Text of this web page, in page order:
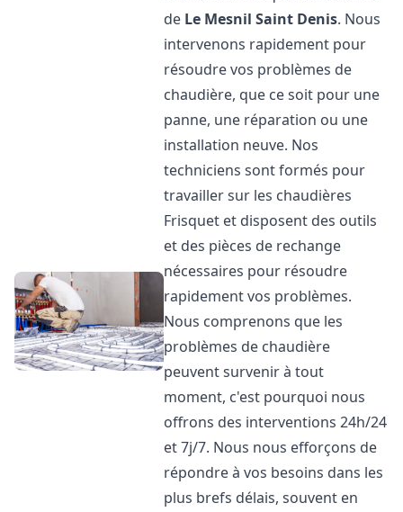
de Le Mesnil Saint Denis. Nous
intervenons rapidement pour
résoudre vos problèmes de
chaudière, que ce soit pour une
panne, une réparation ou une
installation neuve. Nos
techniciens sont formés pour
travailler sur les chaudières
Frisquet et disposent des outils
et des pièces de rechange
nécessaires pour résoudre
rapidement vos problèmes.
Nous comprenons que les
problèmes de chaudière
peuvent survenir à tout
moment, c'est pourquoi nous
offrons des interventions 24h/24
et 7j/7. Nous nous efforçons de
répondre à vos besoins dans les
plus brefs délais, souvent en